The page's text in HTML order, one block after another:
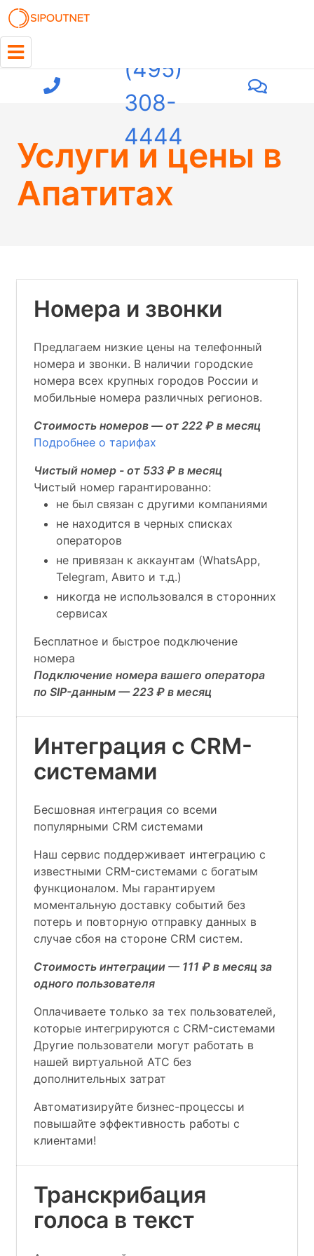
(495)
308-
4444
Услуги и цены в
Апатитах
Номера и звонки
Предлагаем низкие цены на телефонный
номера и звонки. В наличии городские
номера всех крупных городов России и
мобильные номера различных регионов.
Стоимость номеров — от 222 ₽ в месяц
Подробнее о тарифах
Чистый номер - от 533 ₽ в месяц
Чистый номер гарантированно:
не был связан с другими компаниями
не находится в черных списках
операторов
не привязан к аккаунтам (WhatsApp,
Telegram, Авито и т.д.)
никогда не использовался в сторонних
сервисах
Бесплатное и быстрое подключение
номера
Подключение номера вашего оператора
по SIP-данным — 223 ₽ в месяц
Интеграция с CRM-
системами
Бесшовная интеграция со всеми
популярными CRM системами
Наш сервис поддерживает интеграцию с
известными CRM-системами с богатым
функционалом. Мы гарантируем
моментальную доставку событий без
потерь и повторную отправку данных в
случае сбоя на стороне CRM систем.
Стоимость интеграции — 111 ₽ в месяц за
одного пользователя
Оплачиваете только за тех пользователей,
которые интегрируются с CRM-системами
Другие пользователи могут работать в
нашей виртуальной АТС без
дополнительных затрат
Автоматизируйте бизнес-процессы и
повышайте эффективность работы с
клиентами!
Транскрибация
голоса в текст